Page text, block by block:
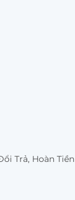
Trả, Hoàn Tiền